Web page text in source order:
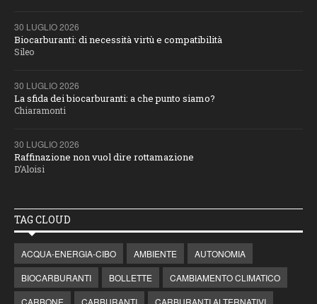
30 LUGLIO 2026
Biocarburanti: di necessità virtù e compatibilità
Sileo
30 LUGLIO 2026
La sfida dei biocarburanti: a che punto siamo?
Chiaramonti
30 LUGLIO 2026
Raffinazione non vuol dire rottamazione
D’Aloisi
TAG CLOUD
ACQUA-ENERGIA-CIBO AMBIENTE
AUTONOMIA
BIOCARBURANTI
BOLLETTE
CAMBIAMENTO CLIMATICO